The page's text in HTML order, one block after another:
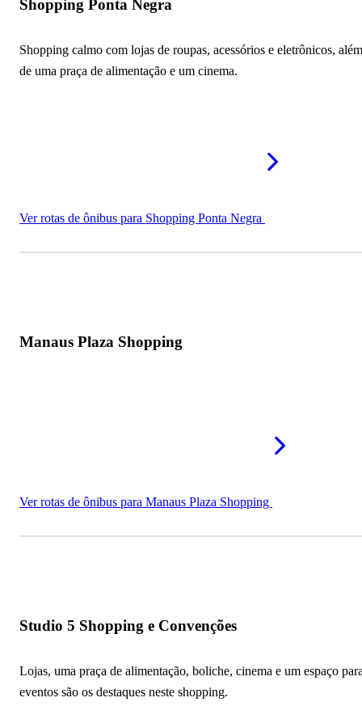
Shopping Ponta Negra
Shopping calmo com lojas de roupas, acessórios e eletrônicos, além
de uma praça de alimentação e um cinema.
Ver rotas de ônibus para Shopping Ponta Negra
Manaus Plaza Shopping
Ver rotas de ônibus para Manaus Plaza Shopping
Studio 5 Shopping e Convenções
Lojas, uma praça de alimentação, boliche, cinema e um espaço
eventos são os destaques neste shopping.